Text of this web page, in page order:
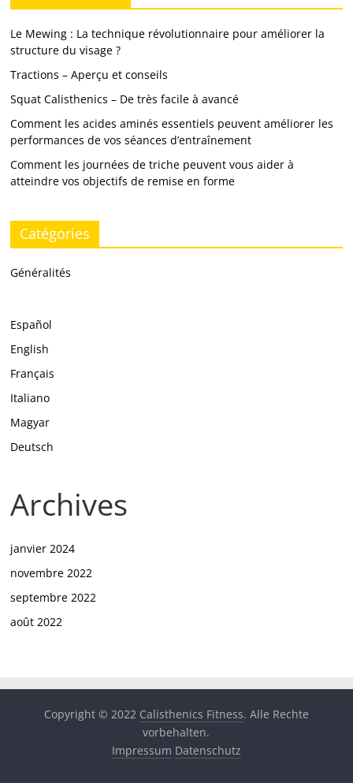
Le Mewing : La technique révolutionnaire pour améliorer la
structure du visage ?
Tractions – Aperçu et conseils
Squat Calisthenics – De très facile à avancé
Comment les acides aminés essentiels peuvent améliorer les
performances de vos séances d’entraînement
Comment les journées de triche peuvent vous aider à
atteindre vos objectifs de remise en forme
Catégories
Généralités
Español
English
Français
Italiano
Magyar
Deutsch
Archives
janvier 2024
novembre 2022
septembre 2022
août 2022
Copyright © 2022 Calisthenics Fitness. Alle Rechte
vorbehalten.
Impressum Datenschutz